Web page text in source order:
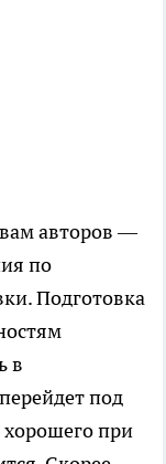
авторов —
по
Подготовка
в
под
при